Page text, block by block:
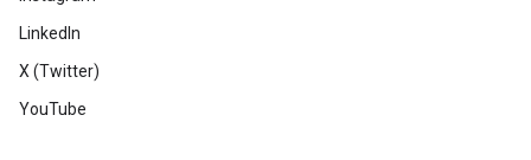
LinkedIn
X (Twitter)
YouTube